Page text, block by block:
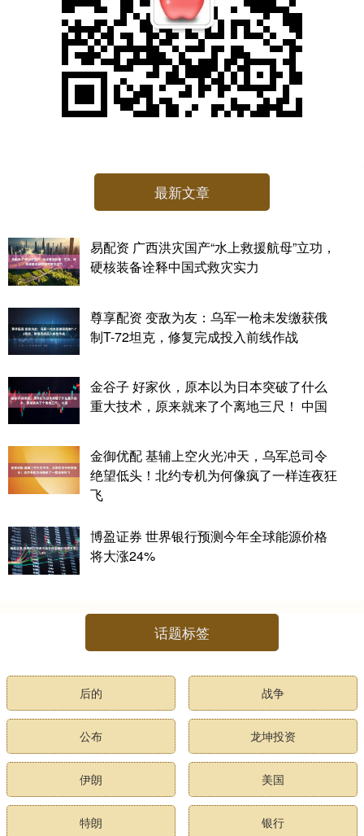
最新文章
易配资 广西洪灾国产“水上救援航母”立功，
硬核装备诠释中国式救灾实力
尊享配资 变敌为友：乌军一枪未发缴获俄
制T-72坦克，修复完成投入前线作战
金谷子 好家伙，原本以为日本突破了什么
重大技术，原来就来了个离地三尺！ 中国
金御优配 基辅上空火光冲天，乌军总司令
绝望低头！北约专机为何像疯了一样连夜狂
飞
博盈证券 世界银行预测今年全球能源价格
将大涨24%
话题标签
后的 战争
公布 龙坤投资
伊朗 美国
特朗 银行